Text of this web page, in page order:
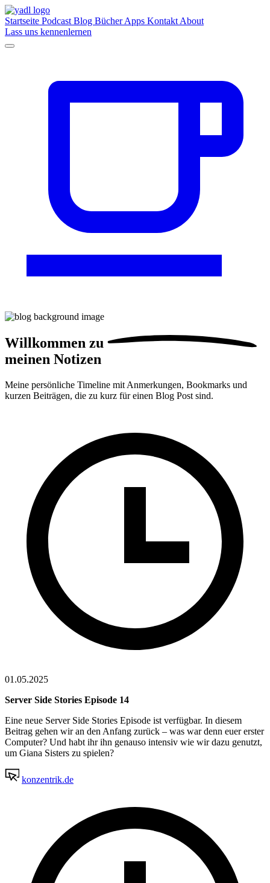
Startseite Podcast Blog BücherApps Kontakt About
Lass uns kennenlernen
Willkommen zu
meinen Notizen
Meine persönliche Timeline mit Anmerkungen, Bookmarks und
kurzen Beiträgen, die zu kurz für einen Blog Post sind.
01.05.2025
Server Side Stories Episode 14
Eine neue Server Side Stories Episode ist verfügbar. In diesem
Beitrag gehen wir an den Anfang zurück – was war denn euer erster
Computer? Und habt ihr ihn genauso intensiv wie wir dazu genutzt,
um Giana Sisters zu spielen?
konzentrik.de